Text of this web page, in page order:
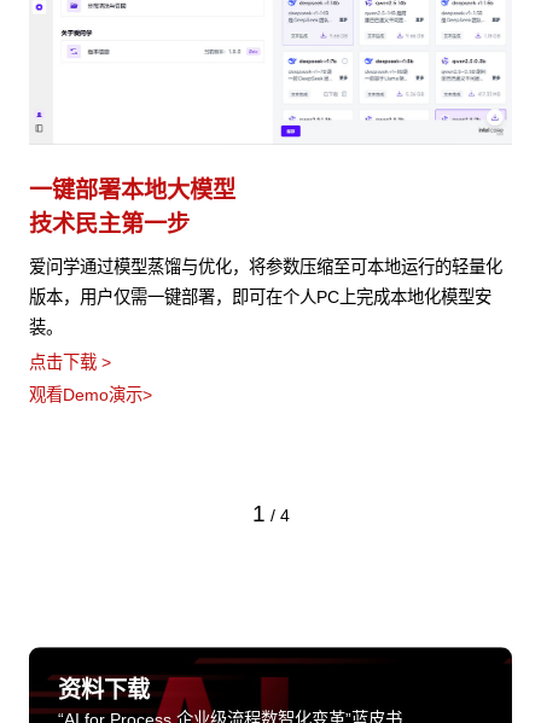
一键部署本地大模型
技术民主第一步
爱问学通过模型蒸馏与优化，将参数压缩至可本地运行的轻量化
版本，用户仅需一键部署，即可在个人PC上完成本地化模型安
装。
点击下载 >
观看Demo演示>
1 / 4
资料下载